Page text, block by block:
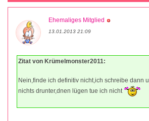
Ehemaliges Mitglied
13.01.2013 21:09
Zitat von Krümelmonster2011:
Nein,finde ich definitiv nicht,ich schreibe dann
nichts drunter,dnen lügen tue ich nicht